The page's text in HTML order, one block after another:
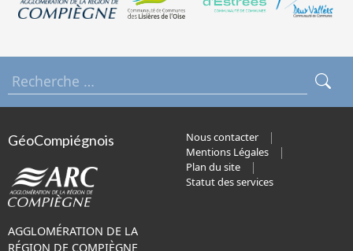
GéoCompiégnois
AGGLOMÉRATION DE LA
RÉGION DE COMPIÈGNE
Nous contacter
Mentions Légales
Plan du site
Statut des services